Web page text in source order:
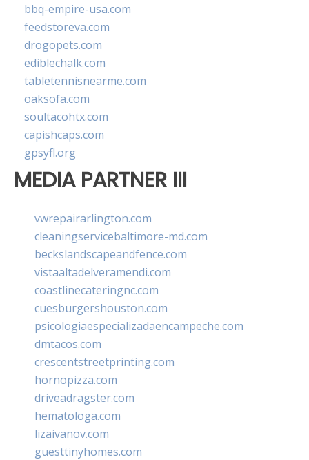
bbq-empire-usa.com
feedstoreva.com
drogopets.com
ediblechalk.com
tabletennisnearme.com
oaksofa.com
soultacohtx.com
capishcaps.com
gpsyfl.org
MEDIA PARTNER III
vwrepairarlington.com
cleaningservicebaltimore-md.com
beckslandscapeandfence.com
vistaaltadelveramendi.com
coastlinecateringnc.com
cuesburgershouston.com
psicologiaespecializadaencampeche.com
dmtacos.com
crescentstreetprinting.com
hornopizza.com
driveadragster.com
hematologa.com
lizaivanov.com
guesttinyhomes.com